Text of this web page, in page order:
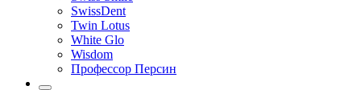
SwissDent
Twin Lotus
White Glo
Wisdom
Профессор Персин